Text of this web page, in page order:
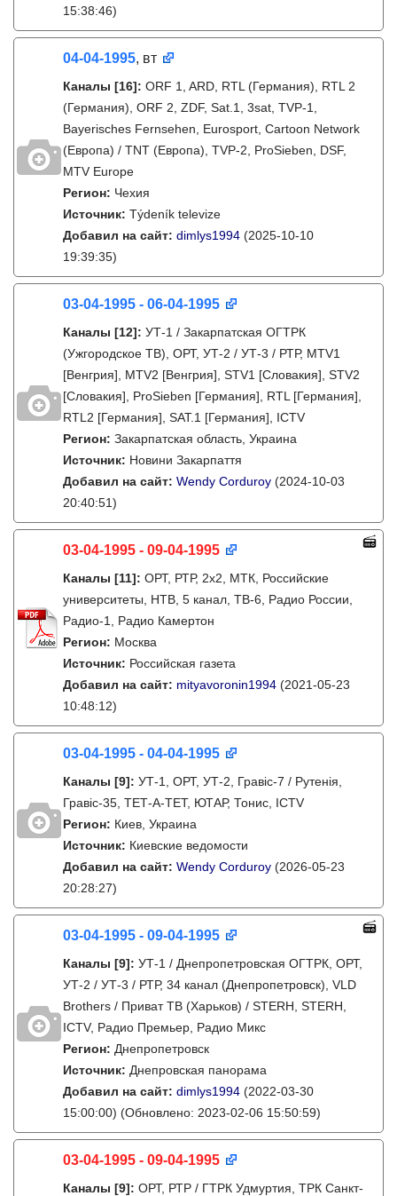
15:38:46)
04-04-1995, вт
Каналы [16]: ORF 1, ARD, RTL (Германия), RTL 2
(Германия), ORF 2, ZDF, Sat.1, 3sat, TVP-1,
Bayerisches Fernsehen, Eurosport, Cartoon Network
(Европа) / TNT (Европа), TVP-2, ProSieben, DSF,
MTV Europe
Регион: Чехия
Источник: Týdeník televize
Добавил на сайт: dimlys1994 (2025-10-10
19:39:35)
03-04-1995 - 06-04-1995
Каналы [12]: УТ-1 / Закарпатская ОГТРК
(Ужгородское ТВ), ОРТ, УТ-2 / УТ-3 / РТР, MTV1
[Венгрия], MTV2 [Венгрия], STV1 [Словакия], STV2
[Словакия], ProSieben [Германия], RTL [Германия],
RTL2 [Германия], SAT.1 [Германия], ICTV
Регион: Закарпатская область, Украина
Источник: Новини Закарпаття
Добавил на сайт: Wendy Corduroy (2024-10-03
20:40:51)
03-04-1995 - 09-04-1995
Каналы [11]: ОРТ, РТР, 2х2, МТК, Российские
университеты, НТВ, 5 канал, ТВ-6, Радио России,
Радио-1, Радио Камертон
Регион: Москва
Источник: Российская газета
Добавил на сайт: mityavoronin1994 (2021-05-23
10:48:12)
03-04-1995 - 04-04-1995
Каналы [9]: УТ-1, ОРТ, УТ-2, Гравіс-7 / Рутенія,
Гравіс-35, ТЕТ-А-ТЕТ, ЮТАР, Тонис, ICTV
Регион: Киев, Украина
Источник: Киевские ведомости
Добавил на сайт: Wendy Corduroy (2026-05-23
20:28:27)
03-04-1995 - 09-04-1995
Каналы [9]: УТ-1 / Днепропетровская ОГТРК, ОРТ,
УТ-2 / УТ-3 / РТР, 34 канал (Днепропетровск), VLD
Brothers / Приват ТВ (Харьков) / STERH, STERH,
ICTV, Радио Премьер, Радио Микс
Регион: Днепропетровск
Источник: Днепровская панорама
Добавил на сайт: dimlys1994 (2022-03-30
15:00:00) (Обновлено: 2023-02-06 15:50:59)
03-04-1995 - 09-04-1995
Каналы [9]: ОРТ, РТР / ГТРК Удмуртия, ТРК Санкт-